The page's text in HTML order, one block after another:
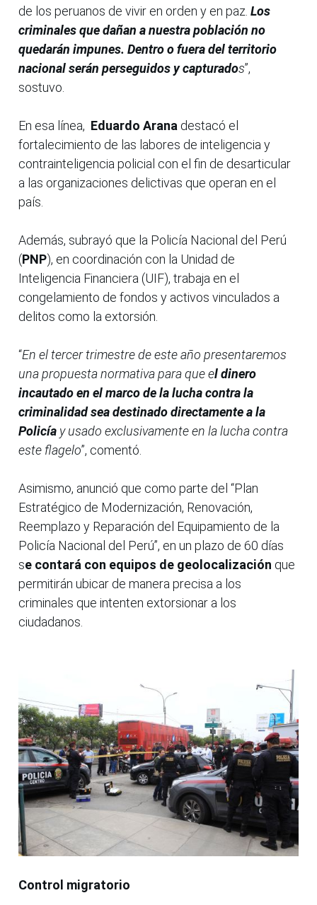
de los peruanos de vivir en orden y en paz. Los
criminales que dañan a nuestra población no
quedarán impunes. Dentro o fuera del territorio
nacional serán perseguidos y capturados”,
sostuvo.
En esa línea, Eduardo Arana destacó el
fortalecimiento de las labores de inteligencia y
contrainteligencia policial con el fin de desarticular
a las organizaciones delictivas que operan en el
país.
Además, subrayó que la Policía Nacional del Perú
(PNP), en coordinación con la Unidad de
Inteligencia Financiera (UIF), trabaja en el
congelamiento de fondos y activos vinculados a
delitos como la extorsión.
“En el tercer trimestre de este año presentaremos
una propuesta normativa para que el dinero
incautado en el marco de la lucha contra la
criminalidad sea destinado directamente a la
Policía y usado exclusivamente en la lucha contra
este flagelo”, comentó.
Asimismo, anunció que como parte del “Plan
Estratégico de Modernización, Renovación,
Reemplazo y Reparación del Equipamiento de la
Policía Nacional del Perú”, en un plazo de 60 días
se contará con equipos de geolocalización que
permitirán ubicar de manera precisa a los
criminales que intenten extorsionar a los
ciudadanos.
Control migratorio